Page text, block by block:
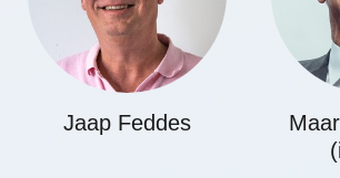
Jaap Feddes